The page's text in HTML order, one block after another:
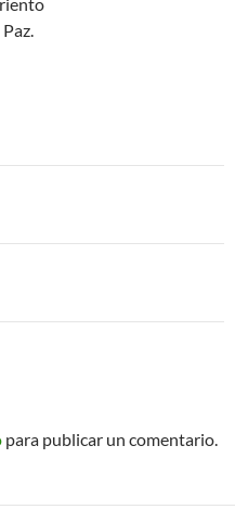
para publicar un comentario.